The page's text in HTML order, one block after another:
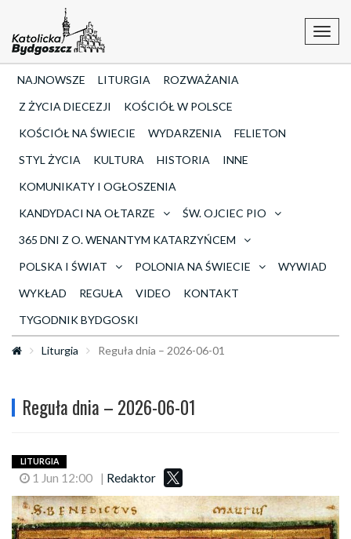
NAJNOWSZE LITURGIA
ROZWAŻANIA
Z ŻYCIA DIECEZJI
KOŚCIÓŁ W POLSCE
KOŚCIÓŁ NA ŚWIECIE
WYDARZENIA
FELIETON
STYL ŻYCIA
KULTURA HISTORIA
INNE
KOMUNIKATY I OGŁOSZENIA
KANDYDACI NA OŁTARZE
ŚW. OJCIEC PIO
365 DNI Z O. WENANTYM KATARZYŃCEM
POLSKA I ŚWIAT
POLONIA NA ŚWIECIE
WYWIAD
WYKŁAD
REGUŁA VIDEO
KONTAKT
TYGODNIK BYDGOSKI
Liturgia Reguła dnia – 2026-06-01
Reguła dnia – 2026-06-01
LITURGIA
1 Jun 12:00 | Redaktor